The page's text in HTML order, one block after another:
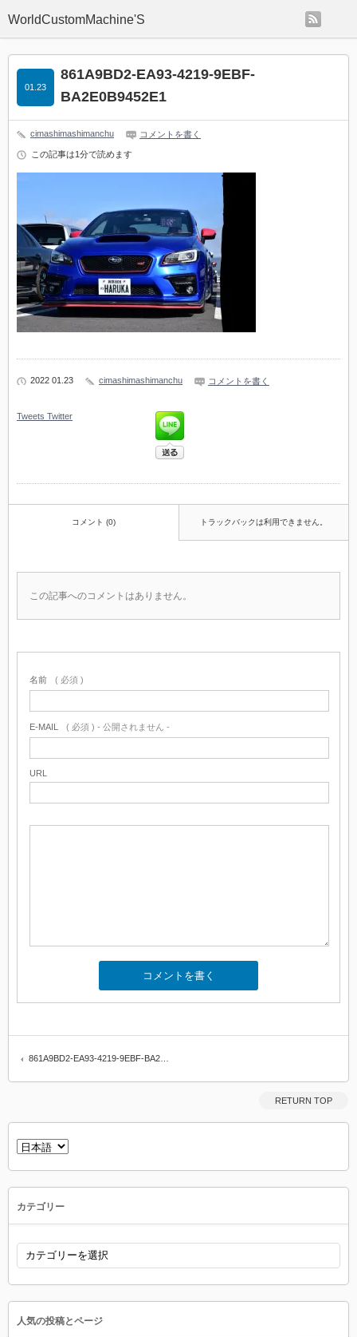
WorldCustomMachine'S
861A9BD2-EA93-4219-9EBF-
BA2E0B9452E1
01.23
cimashimashimanchu コメントを書く
この記事は1分で読めます
2022 01.23 cimashimashimanchu コメントを書く
Tweets Twitter
コメント (0) トラックバックは利用できません。
この記事へのコメントはありません。
名前 ( 必須 )
E-MAIL ( 必須 ) - 公開されません -
URL
861A9BD2-EA93-4219-9EBF-BA2…
RETURN TOP
言
語
カテゴリー
カ
ゴ
リ
人気の投稿とページ